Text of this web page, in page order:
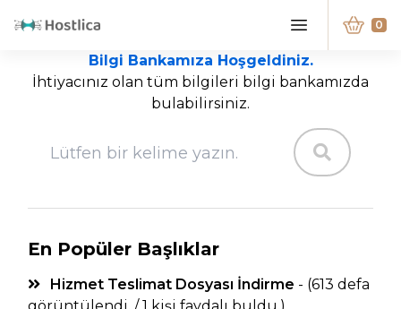
0
Bilgi Bankamıza Hoşgeldiniz.
İhtiyacınız olan tüm bilgileri bilgi bankamızda
bulabilirsiniz.
En Popüler Başlıklar
Hizmet Teslimat Dosyası İndirme - (613 defa
görüntülendi. / 1 kişi faydalı buldu.)